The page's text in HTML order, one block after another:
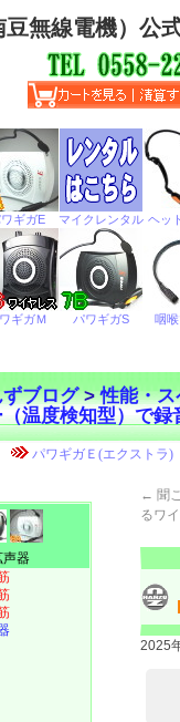
豆無線電機）公
ブログ>性能・
温度検知型）で録
← 聞
るワ
2025
声器